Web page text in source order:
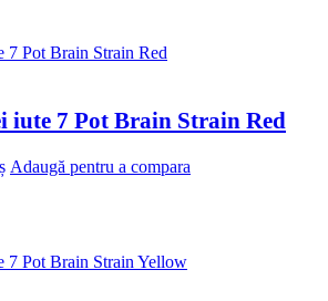
iute 7 Pot Brain Strain Red
Adaugă pentru a compara